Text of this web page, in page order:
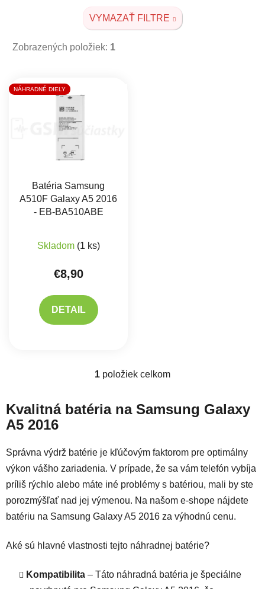
VYMAZAŤ FILTRE
Zobrazených položiek: 1
Výpis produktov
NÁHRADNÉ DIELY
Batéria Samsung
A510F Galaxy A5 2016
- EB-BA510ABE
Skladom (1 ks)
€8,90
DETAIL
Ovládacie prvky výpisu
1 položiek celkom
Kvalitná batéria na Samsung Galaxy
A5 2016
Správna výdrž batérie je kľúčovým faktorom pre optimálny
výkon vášho zariadenia. V prípade, že sa vám telefón vybíja
príliš rýchlo alebo máte iné problémy s batériou, mali by ste
porozmýšľať nad jej výmenou. Na našom e-shope nájdete
batériu na Samsung Galaxy A5 2016 za výhodnú cenu.
Aké sú hlavné vlastnosti tejto náhradnej batérie?
Kompatibilita – Táto náhradná batéria je špeciálne